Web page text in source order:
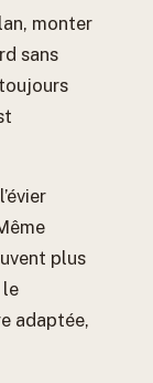
monter
sans
plus
le
adaptée,